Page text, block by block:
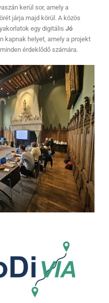
kerül sor, amely a
járja majd körül. A közös
egy digitális Jó
kapnak helyet, amely a projekt
érdeklődő számára.